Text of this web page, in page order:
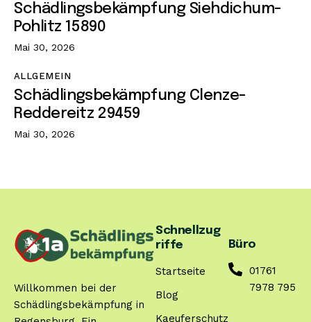
Schädlingsbekämpfung Siehdichum-
Pohlitz 15890
Mai 30, 2026
ALLGEMEIN
Schädlingsbekämpfung Clenze-
Reddereitz 29459
Mai 30, 2026
Willkommen bei der
Schädlingsbekämpfung in
Schnellzug
riffe
Startseite
Blog
Kaeuferschutz
Büro
01761
7978 795